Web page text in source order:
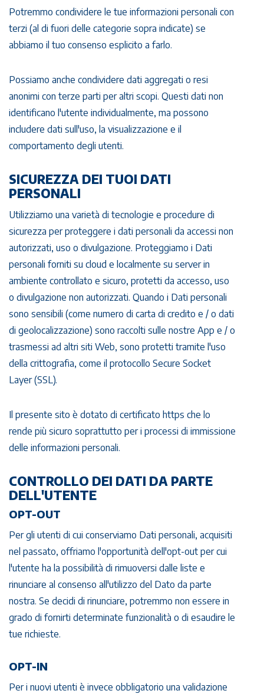
Potremmo condividere le tue informazioni personali con
terzi (al di fuori delle categorie sopra indicate) se
abbiamo il tuo consenso esplicito a farlo.
Possiamo anche condividere dati aggregati o resi
anonimi con terze parti per altri scopi. Questi dati non
identificano l'utente individualmente, ma possono
includere dati sull'uso, la visualizzazione e il
comportamento degli utenti.
SICUREZZA DEI TUOI DATI
PERSONALI
Utilizziamo una varietà di tecnologie e procedure di
sicurezza per proteggere i dati personali da accessi non
autorizzati, uso o divulgazione. Proteggiamo i Dati
personali forniti su cloud e localmente su server in
ambiente controllato e sicuro, protetti da accesso, uso
o divulgazione non autorizzati. Quando i Dati personali
sono sensibili (come numero di carta di credito e / o dati
di geolocalizzazione) sono raccolti sulle nostre App e / o
trasmessi ad altri siti Web, sono protetti tramite l'uso
della crittografia, come il protocollo Secure Socket
Layer (SSL).
Il presente sito è dotato di certificato https che lo
rende più sicuro soprattutto per i processi di immissione
delle informazioni personali.
CONTROLLO DEI DATI DA PARTE
DELL'UTENTE
OPT-OUT
Per gli utenti di cui conserviamo Dati personali, acquisiti
nel passato, offriamo l'opportunità dell'opt-out per cui
l'utente ha la possibilità di rimuoversi dalle liste e
rinunciare al consenso all'utilizzo del Dato da parte
nostra. Se decidi di rinunciare, potremmo non essere in
grado di fornirti determinate funzionalità o di esaudire le
tue richieste.
OPT-IN
Per i nuovi utenti è invece obbligatorio una validazione